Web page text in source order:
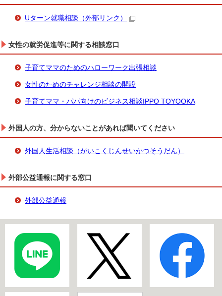
Uターン就職相談 （外部リンク）
女性の就労促進等に関する相談窓口
子育てママのためのハローワーク出張相談
女性のためのチャレンジ相談の開設
子育てママ・パパ向けのビジネス相談IPPO TOYOOKA
外国人の方、分からないことがあれば聞いてください
外国人生活相談（がいこくじんせいかつそうだん）
外部公益通報に関する窓口
外部公益通報